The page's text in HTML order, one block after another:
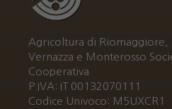
Agricoltura di Riomaggiore,
Vernazza e Monterosso
Cooperativa
P.IVA: IT 00132070111
Codice Univoco: M5UXCR1